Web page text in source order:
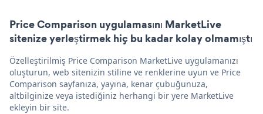
Price Comparison uygulamasını MarketLive
sitenize yerleştirmek hiç bu kadar kolay olmamıştı
Özelleştirilmiş Price Comparison MarketLive uygulamanızı
oluşturun, web sitenizin stiline ve renklerine uyun ve Price
Comparison sayfanıza, yayına, kenar çubuğunuza,
altbilginize veya istediğiniz herhangi bir yere MarketLive
ekleyin bir site.